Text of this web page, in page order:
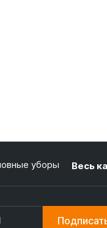
уборы Весь